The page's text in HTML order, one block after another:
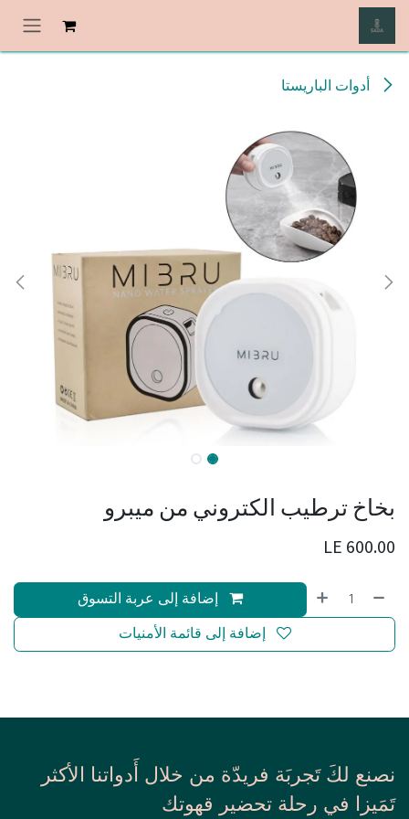
تخطي للذهاب إلى المحتوى
أدوات الباريستا
بخاخ ترطيب الكتروني من ميبرو
600.00
إضافة إلى عربة التسوق
إضافة إلى قائمة الأمنيات
نصنع لكَ تَجربَة فريدّة من خلال أَدواتنا الأكثر
تَمَيزا في رحلة تحضير قهوتك